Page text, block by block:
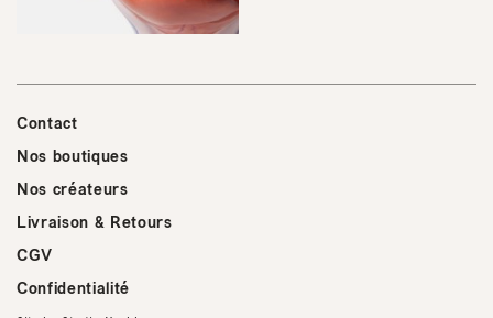
Contact
Nos boutiques
Nos créateurs
Livraison & Retours
CGV
Confidentialité